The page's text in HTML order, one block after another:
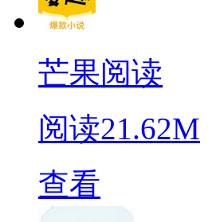
芒果阅读
阅读21.62M
查看